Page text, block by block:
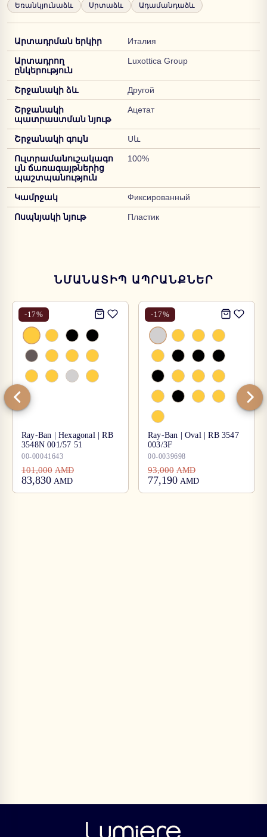
Եռանկյունաձև Սրտաձև Ադամանդաձև
Արտադրման երկիր Италия
Արտադրող
ընկերություն
Luxottica Group
Շրջանակի ձև Другой
Շրջանակի
պատրաստման նյութ
Ацетат
Շրջանակի գույն Սև
Ուլտրամանուշակագո
ւյն ճառագայթներից
պաշտպանություն
100%
Կամրջակ Фиксированный
Ոսպնյակի նյութ Пластик
ՆՄԱՆԱՏԻՊ ԱՊՐԱՆՔՆԵՐ
-17%
Ray-Ban | Hexagonal | RB
3548N 001/57 51
00-00041643
101,000 AMD
83,830 AMD
-17%
Ray-Ban | Oval | RB 3547
003/3F
00-0039698
93,000 AMD
77,190 AMD